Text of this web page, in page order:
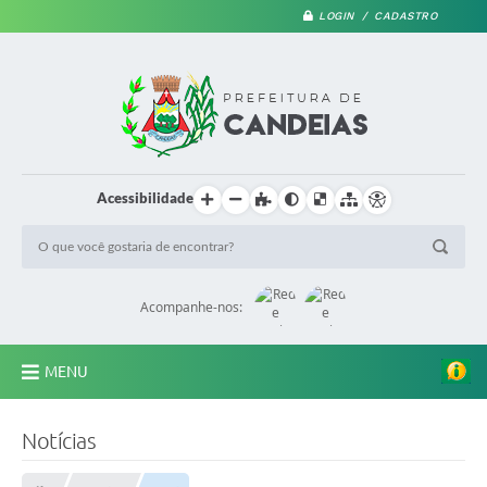
LOGIN / CADASTRO
Acessibilidade
Acompanhe-nos:
MENU
Notícias